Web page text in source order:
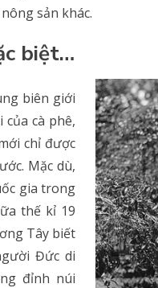
sản khác.
biệt…
biên giới
cà phê,
chỉ được
Mặc dù,
gia trong
thế kỉ 19
Tây biết
Đức di
đỉnh núi